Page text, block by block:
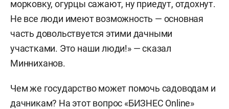
морковку, огурцы сажают, ну приедут, отдохнут.
Не все люди имеют возможность — основная
часть довольствуется этими дачными
участками. Это наши люди!» — сказал
Минниханов.
Чем же государство может помочь садоводам и
дачникам? На этот вопрос «БИЗНЕС Online»